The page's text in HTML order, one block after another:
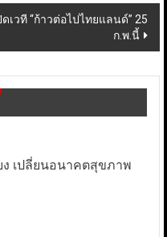
เวที “ก้าวต่อไปไทยแลนด์” 25
ก.พ.นี้
ง เปลี่ยนอนาคตสุขภาพ